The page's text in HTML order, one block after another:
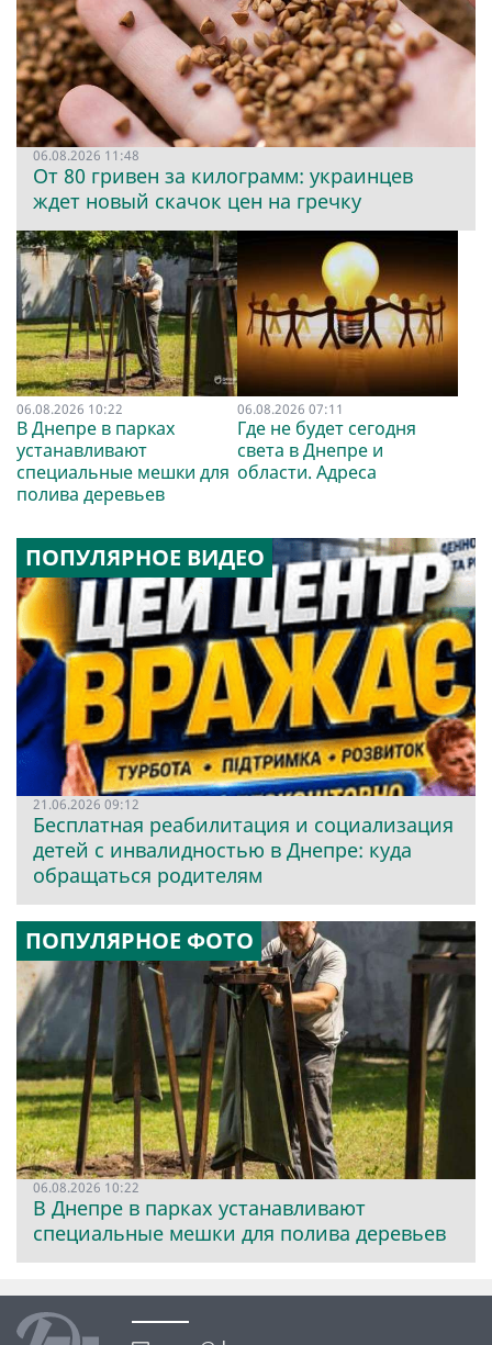
06.08.2026 11:48
От 80 гривен за килограмм: украинцев
ждет новый скачок цен на гречку
06.08.2026 10:22
В Днепре в парках
устанавливают
специальные мешки для
полива деревьев
06.08.2026 07:11
Где не будет сегодня
света в Днепре и
области. Адреса
ПОПУЛЯРНОЕ ВИДЕО
21.06.2026 09:12
Бесплатная реабилитация и социализация
детей с инвалидностью в Днепре: куда
обращаться родителям
ПОПУЛЯРНОЕ ФОТО
06.08.2026 10:22
В Днепре в парках устанавливают
специальные мешки для полива деревьев